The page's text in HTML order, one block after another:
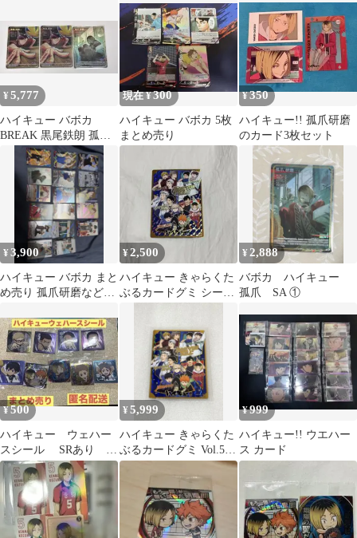
¥5,777
ハイキュー バボカ
BREAK 黒尾鉄朗 孤爪
研磨 ユース＆選抜強化
合宿 SA
現在 ¥300
ハイキュー バボカ 5枚
まとめ売り
¥350
ハイキュー!! 孤爪研磨
のカード3枚セット
¥3,900
ハイキュー バボカ まと
め売り 孤爪研磨など
¥2,500
ハイキュー きゃらくた
ぶるカードグミ シーク
¥2,888
バボカ ハイキュー
孤爪 SA ①
¥500
ハイキュー ウェハー
スシール SRあり 研
磨 月島
¥5,999
ハイキュー きゃらくた
ぶるカードグミ Vol.5
スーパーハイレアカー
¥999
ハイキュー!! ウエハー
ス カード